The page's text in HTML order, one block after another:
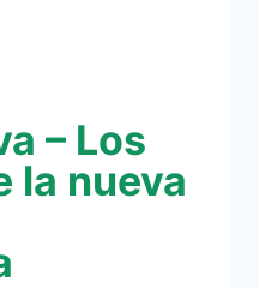
– Los
la nueva